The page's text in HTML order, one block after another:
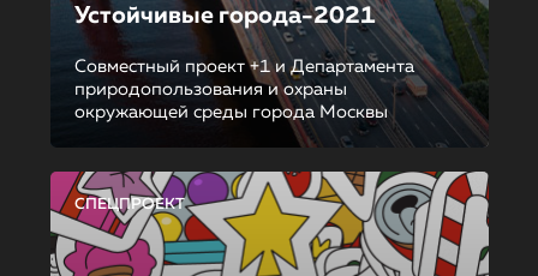
Устойчивые города-2021
Совместный проект +1 и Департамента
природопользования и охраны
окружающей среды города Москвы
СПЕЦПРОЕКТ